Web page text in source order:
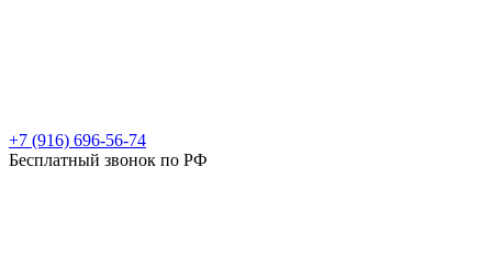
+7 (916) 696-56-74
Бесплатный звонок по РФ